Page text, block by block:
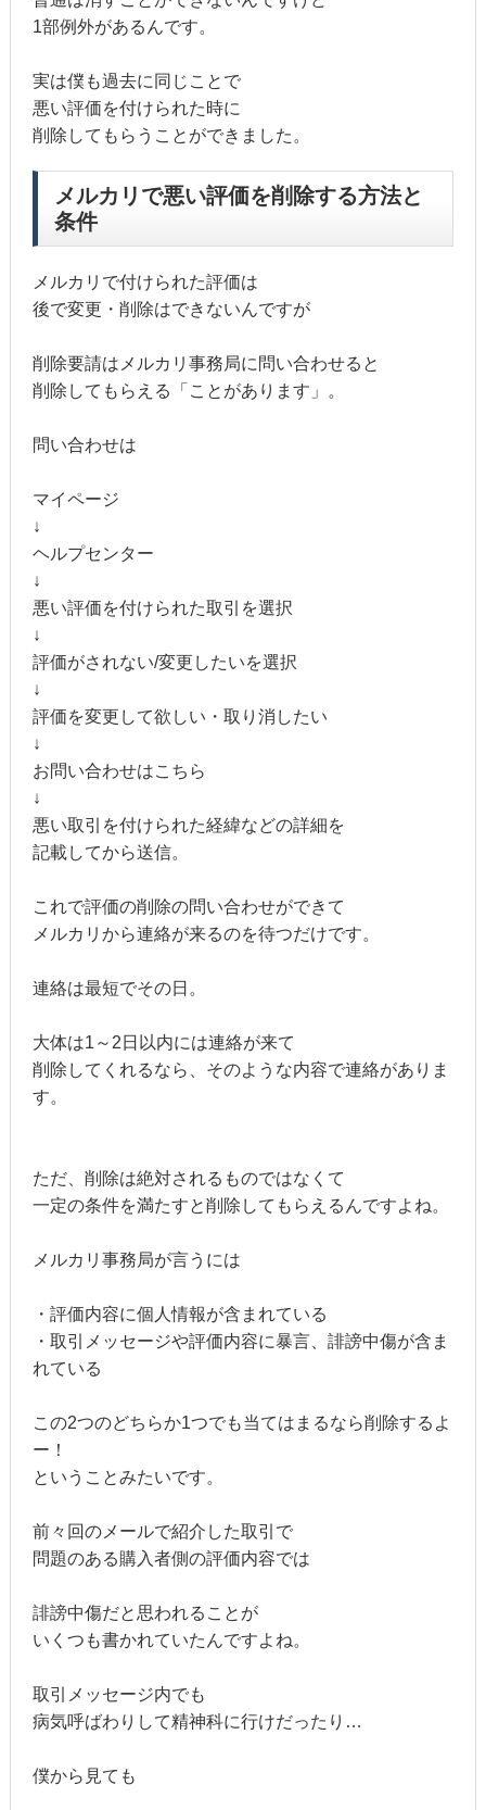
1部例外があるんです。
実は僕も過去に同じことで
悪い評価を付けられた時に
削除してもらうことができました。
メルカリで悪い評価を削除する方法と
条件
メルカリで付けられた評価は
後で変更・削除はできないんですが
削除要請はメルカリ事務局に問い合わせると
削除してもらえる「ことがあります」。
問い合わせは
マイページ
↓
ヘルプセンター
↓
悪い評価を付けられた取引を選択
↓
評価がされない/変更したいを選択
↓
評価を変更して欲しい・取り消したい
↓
お問い合わせはこちら
↓
悪い取引を付けられた経緯などの詳細を
記載してから送信。
これで評価の削除の問い合わせができて
メルカリから連絡が来るのを待つだけです。
連絡は最短でその日。
大体は1～2日以内には連絡が来て
削除してくれるなら、そのような内容で連絡がありま
す。
ただ、削除は絶対されるものではなくて
一定の条件を満たすと削除してもらえるんですよね。
メルカリ事務局が言うには
・評価内容に個人情報が含まれている
・取引メッセージや評価内容に暴言、誹謗中傷が含ま
れている
この2つのどちらか1つでも当てはまるなら削除するよ
ー！
ということみたいです。
前々回のメールで紹介した取引で
問題のある購入者側の評価内容では
誹謗中傷だと思われることが
いくつも書かれていたんですよね。
取引メッセージ内でも
病気呼ばわりして精神科に行けだったり…
僕から見ても